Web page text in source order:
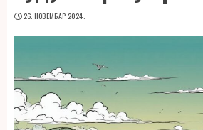
26. НОВЕМБАР 2024.